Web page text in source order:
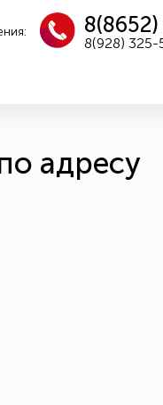
8(928) 325-
адресу